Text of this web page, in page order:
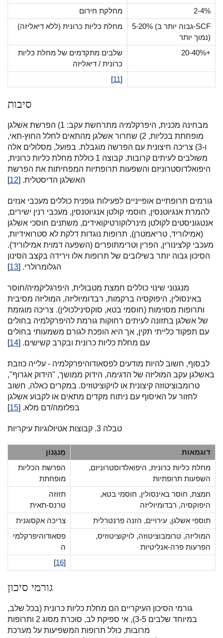
מחלקת חירום
2-4%
מחלת כליות כרונית (ללא דיאליזה)
5-20% (גבוה יותר ב-SCF
נמוך יותר)
שלבים מתקדמים של מחלת כליות
כרונית / דיאליזה
20-40%+
[11]
סיבות
מבחינה מכנית, היפרקלמיה מתרחשת עקב: 1) הפרשת אשלגן
מופחתת בכליות, 2) שחרור אשלגן מהתאים לחלל החוץ-תאי,
ו-3) צריכה חיצונית עם הפרשה מוגבלת. בפועל, מסלולים אלה
משולבים לעיתים קרובות. קבוצה 1 כוללת מחלת כליות כרונית,
היפואלדוסטרוניזם והשפעות תרופתיות המפחיתות את הפרשת
האשלגן הדיסטלית. [12
]
גורמים תרופתיים אופייניים לפעילות גופנית כוללים מעכבי אנזים
להמרת אנגיוטנסין, חוסמי קולטן אנגיוטנסין, מעכבי רנין ישירים,
אנטגוניסטים לקולטן מינרלוקורטיקואידים, משתנים חוסכי אשלגן
(אמילוריד, טריאמטרן), תרופות נוגדות דלקת לא סטרואידיות,
מעכבי קלצינורין, הפרין וטרימתופרים (השפעה דמוית אמילוריד).
הסיכון גבוה יותר בשילובים של תרופות אלו וירידה בקצב הסינון
הגלומרולרי. [13
]
מנגנוני שינוי כוללים חמצת מטבולית, היפרגליקמיה/חוסר
באינסולין, היפוקסיה ברקמות, רבדומיוליזה, המוליזה מסיבית
ותרופות מסוימות (חוסמי בטא, סוקסינילכולין). צריכה מוגזמת
של אשלגן בתזונה לעיתים רחוקות גורמת להיפרקלמיה בחולים
עם תפקוד כלייתי תקין, אך היא הופכת לגורם משמעותי בחולים
עם מחלת כליות כרונית ובקרב קשישים. [14
]
לבסוף, חשוב להיות מודעים לפסאודוהיפרקלמיה - עלייה כוזבת
באשלגן עקב המוליזה של הדגימה, הידוק ממושך, "הידוק אגרוף",
טרומבוציטוזה קיצונית או לויקוציטוזיס. במקרים כאלה, חשוב
לחזור על האיסוף עם ניתוח מקדים מתאים או לקבוע אשלגן
בפלזמה/דם מלא. [15
]
טבלה 3. קבוצות אטיולוגיות עיקריות
מַנגָנוֹן
דוגמאות
הפרשת הכליות
מופחתת
מחלת כליות כרונית, היפואלדוסטרוניזם,
השפעות תרופתיות
תזוזה
טרנס-תאית
חמצת, חוסר באינסולין, חוסמי בטא,
היפוקסיה, רבדומיוליזה
צריכה אקסוגנית
תוספי אשלגן, עירויים, הזנה פרנטרלית
פסאודוהיפרקלמי
ה
המוליזה, טרומבוציטוזה, לויקוציטוזיס,
הפרעות פרה-אנליטיות
[16]
גורמי סיכון
גורמי הסיכון העיקריים הם מחלת כליות כרונית (בכל שלב,
במיוחד שלבים 3-5), אי ספיקת לב, סוכרת מסוג 2 ותרופות
מרובות, כולל תרופות המשפיעות על מערכת